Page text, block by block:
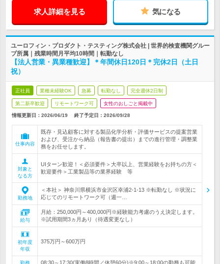
求人詳細を見る 気になる
ユーロフィン・プロダクト・テスティング株式会社 | 世界的検査機関グルー
プ所属｜残業時間月平均10時間｜転勤なし
【法人営業・異業種歓迎】＊年間休日120日＊完休2日（土日
祝）
正社員 業種未経験OK 急募 転勤なし 完全週休2日制
第二新卒歓迎 リモートワーク可 女性のおしごと掲載中
情報更新日：2026/06/19 終了予定日： 2026/09/28
仕事内容
既存・見込顧客に対する製品化学分析・評価サービスの提案営業
および、受注から納品（報告書の提出）までの進行管理・調整業
務をお任せします。
対象と
なる方
UIターン歓迎！＜必須要件＞大卒以上、営業経験をお持ちの方＜
歓迎要件＞工業製品等の業界経験 等
勤務地
＜本社＞ 神奈川県横浜市金沢区幸浦2-1-13 ※転勤なし ※状況に
応じてのリモートワーク可（週一…
給与
月給：250,000円～400,000円※経験能力考慮のうえ決定します。
※試用期間3ヵ月あり（待遇変更なし）
初年度
年収
375万円～600万円
勤務
08:30～17:30(実働8時間／休憩60分)※9:00～18:00の勤務も可能